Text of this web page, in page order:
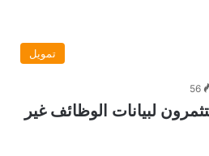
تمويل
56
لبيانات الوظائف غير